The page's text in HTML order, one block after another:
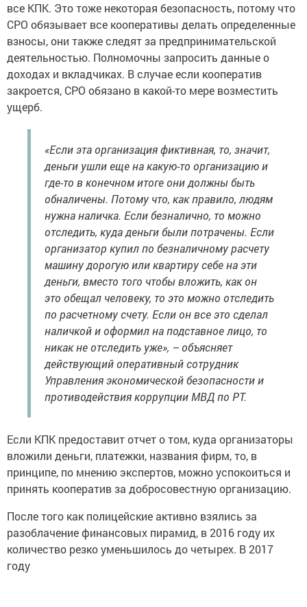
все КПК. Это тоже некоторая безопасность, потому что
СРО обязывает все кооперативы делать определенные
взносы, они также следят за предпринимательской
деятельностью. Полномочны запросить данные о
доходах и вкладчиках. В случае если кооператив
закроется, СРО обязано в какой-то мере возместить
ущерб.
«Если эта организация фиктивная, то, значит,
деньги ушли еще на какую-то организацию и
где-то в конечном итоге они должны быть
обналичены. Потому что, как правило, людям
нужна наличка. Если безналично, то можно
отследить, куда деньги были потрачены. Если
организатор купил по безналичному расчету
машину дорогую или квартиру себе на эти
деньги, вместо того чтобы вложить, как он
это обещал человеку, то это можно отследить
по расчетному счету. Если он все это сделал
наличкой и оформил на подставное лицо, то
никак не отследить уже», – объясняет
действующий оперативный сотрудник
Управления экономической безопасности и
противодействия коррупции МВД по РТ.
Если КПК предоставит отчет о том, куда организаторы
вложили деньги, платежки, названия фирм, то, в
принципе, по мнению экспертов, можно успокоиться и
принять кооператив за добросовестную организацию.
После того как полицейские активно взялись за
разоблачение финансовых пирамид, в 2016 году их
количество резко уменьшилось до четырех. В 2017
году